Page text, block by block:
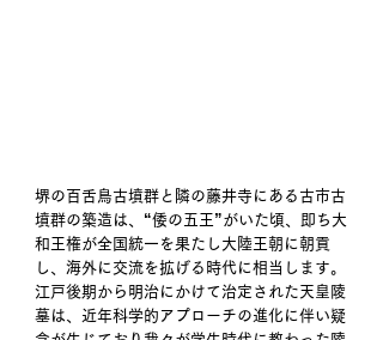
堺の百舌鳥古墳群と隣の藤井寺にある古市古
墳群の築造は、“倭の五王”がいた頃、即ち大
和王権が全国統一を果たし大陸王朝に朝貢
し、海外に交流を拡げる時代に相当します。
江戸後期から明治にかけて治定された天皇陵
墓は、近年科学的アプローチの進化に伴い疑